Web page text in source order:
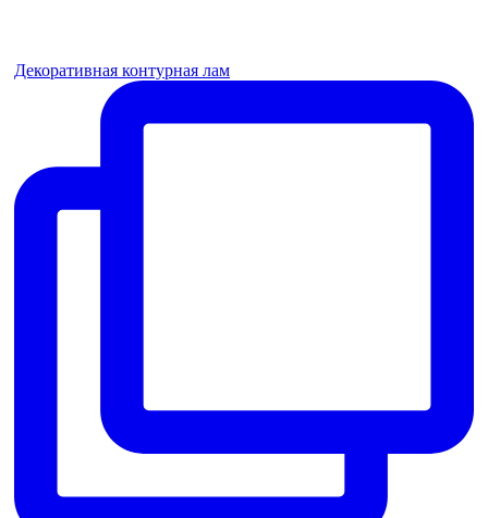
Декоративная контурная лам